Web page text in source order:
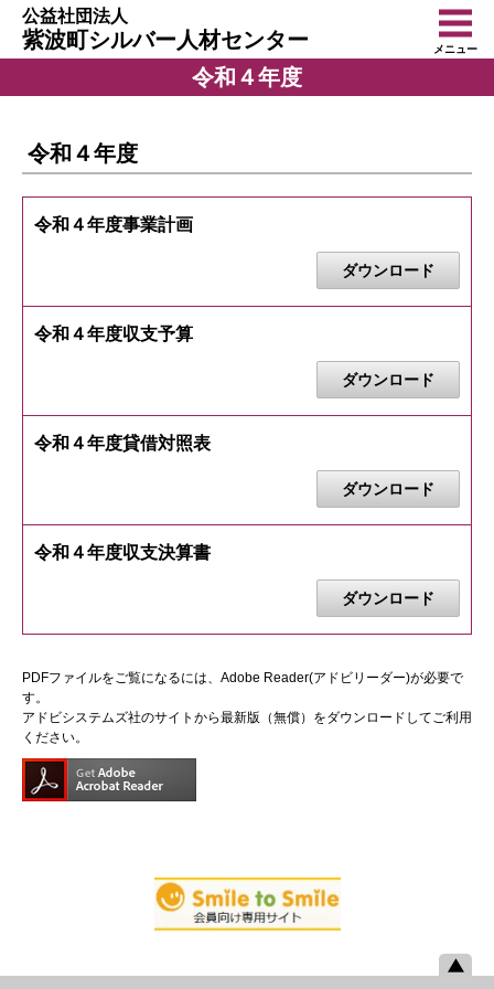
公益社団法人
紫波町シルバー人材センター メニュー
令和４年度
令和４年度
令和４年度事業計画
ダウンロード
令和４年度収支予算
ダウンロード
令和４年度貸借対照表
ダウンロード
令和４年度収支決算書
ダウンロード
PDFファイルをご覧になるには、Adobe Reader(アドビリーダー)が必要で
す。
アドビシステムズ社のサイトから最新版（無償）をダウンロードしてご利用
ください。